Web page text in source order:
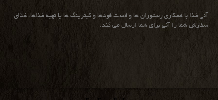
آنی غذا با همكاری رستوران ها و فست فودها و كیترینگ ها یا تهیه غذاها، غذای
سفارش شما را آنی برای شما ارسال می كند.